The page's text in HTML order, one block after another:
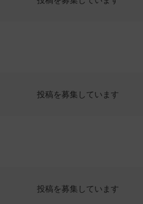
投稿を募集しています
投稿を募集しています